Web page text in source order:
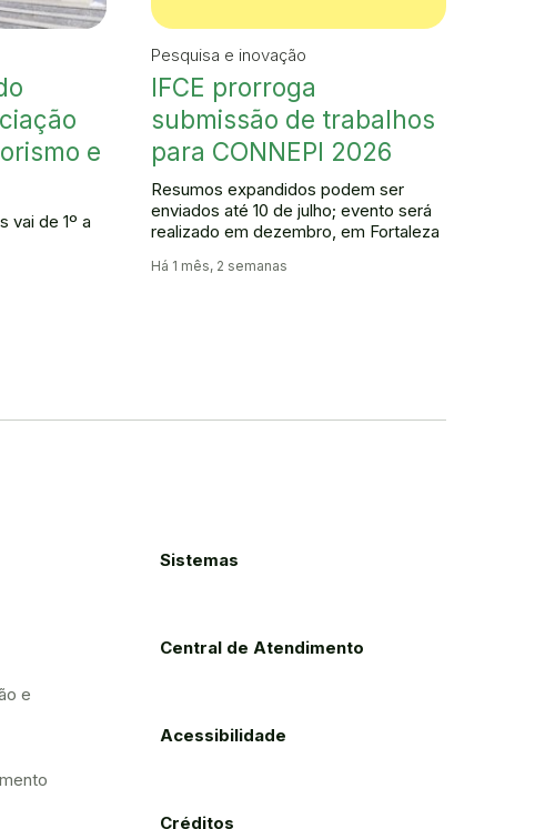
e
vai de 1º a
Pesquisa e inovação
IFCE prorroga
submissão de trabalhos
para CONNEPI 2026
Resumos expandidos podem ser
enviados até 10 de julho; evento será
realizado em dezembro, em Fortaleza
Há 1 mês, 2 semanas
e
Sistemas
Central de Atendimento
Acessibilidade
Créditos